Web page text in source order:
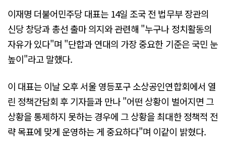
이재명 더불어민주당 대표는 14일 조국 전 법무부 장관의
신당 창당과 총선 출마 의지와 관련해 "누구나 정치활동의
자유가 있다"며 "단합과 연대의 가장 중요한 기준은 국민 눈
높이"라고 말했다.
이 대표는 이날 오후 서울 영등포구 소상공인연합회에서 열
린 정책간담회 후 기자들과 만나 "어떤 상황이 벌어지면 그
상황을 통제하지 못하는 경우에 그 상황을 최대한 정책적 전
략 목표에 맞게 운영하는 게 중요하다"며 이같이 밝혔다.